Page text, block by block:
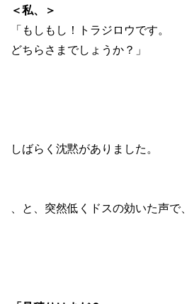
＜私、＞
「もしもし！トラジロウです。
どちらさまでしょうか？」
しばらく沈黙がありました。
、と、突然低くドスの効いた声で、